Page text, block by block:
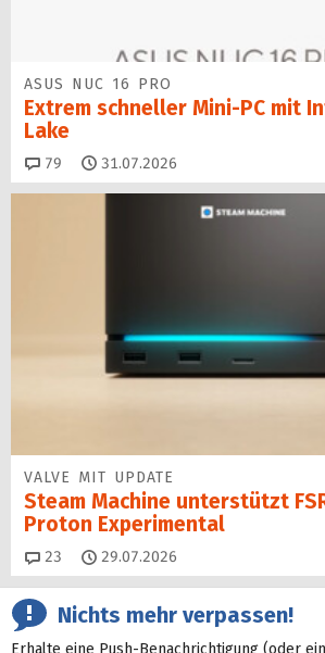
ASUS NUC 16 PRO
Extrem schneller Mini-PC mit
Lake
79 Kommentare
31.07.2026
VALVE MIT UPDATE
Steam Machine unterstützt
Proton Experimental
23 Kommentare
29.07.2026
Nichts mehr verpassen!